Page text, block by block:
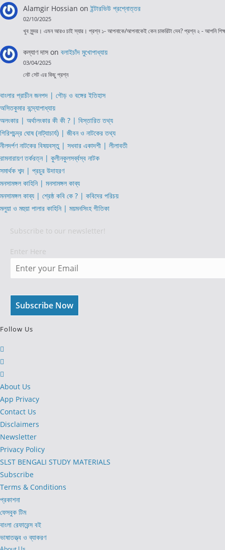
Alamgir Hossian onইন্টারভিউ প্রশ্নোত্তর
02/10/2025
খুব সুন্দর। এমন আরও চাই স্যার। প্রশ্ন ১- আপনাকে/আপনাকেই কেন চাকরিটা দেব? প্রশ্ন ২ - আপনি
কল্যাণ দাসon বলাইচাঁদ মুখোপাধ্যায়
03/04/2025
নেট সেট এর কিছু প্রশ্ন
বাংলার প্রাচীন জনপদ | গৌড় ও বঙ্গের ইতিহাস
অসিতকুমার বন্দ্যোপাধ্যায়
অলংকার | অর্থালংকার কী কী ? | বিস্তারিত তথ্য
গিরিশচন্দ্র ঘোষ (নাট্যাচার্য) | জীবন ও নাটকের তথ্য
নীলদর্পণ নাটকের বিষয়বস্তু | সধবার একাদশী | লীলাবতী
রামনারায়ণ তর্করত্ন | কুলীনকুলসর্ব্বস্ব নাটক
সমার্থক শব্দ | প্রচুর উদাহরণ
মনসামঙ্গল কাহিনি | মনসামঙ্গল কাব্য
মনসামঙ্গল কাব্য | শ্রেষ্ঠ কবি কে ? | কবিদের পরিচয়
মলুয়া ও মহুয়া পালার কাহিনি | ময়মনসিংহ গীতিকা
Subscribe to our newsletter!
Enter Here
Follow Us
new
tab
a
new
tab
in
a
new
tab
About Us
App Privacy
Contact Us
Disclaimers
Newsletter
Privacy Policy
SLST BENGALI STUDY MATERIALS
Subscribe
Terms & Conditions
প্রকাশনা
ফেসবুক টিম
বাংলা রেফারেন্স বই
ভাষাতত্ত্ব ও ব্যাকরণ